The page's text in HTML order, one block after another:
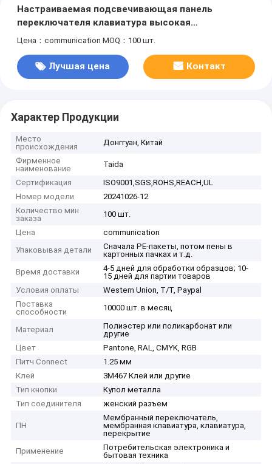
Настраиваемая подсвечивающая панель
переключателя клавиатура высокая
эффективность для электрического вентилятора
Цена：communication MOQ：100 шт.
Лучшая цена Контакт
Характер Продукции
Место
происхождения
Донггуан, Китай
Фирменное
наименование
Taida
Сертификация
ISO9001,SGS,ROHS,REACH,UL
Номер модели
20241026-12
Количество мин
заказа
100 шт.
Цена
communication
Упаковывая детали
Сначала PE-пакеты, потом пены в
картонных пачках и т.д.
Время доставки
4-5 дней для обработки образцов; 10-
15 дней для партии товаров
Условия оплаты
Western Union, T/T, Paypal
Поставка
способности
10000 шт. в месяц
Материал
Полиэстер или поликарбонат или
другие
Цвет
Pantone, RAL, CMYK, RGB
Питч Connect
1.25 мм
Клей
3M467 Клей или другие
Тип кнопки
Купол металла
Тип соединителя
женский разъем
ПН
Мембранный переключатель,
мембранная клавиатура, клавиатура,
перекрытие
Применение
Потребительская электроника и
бытовая техника